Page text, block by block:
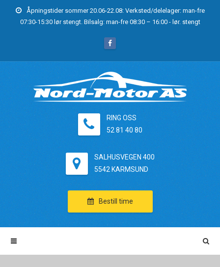
Åpningstider sommer 20.06-22.08: Verksted/delelager: man-fre
07:30-15:30 lør stengt. Bilsalg: man-fre 08:30 – 16:00 - lør. stengt
RING OSS
52 81 40 80
SALHUSVEGEN 400
5542 KARMSUND
Bestill time